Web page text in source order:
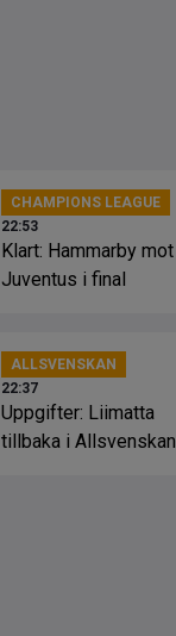
CHAMPIONS LEAGUE
22:53
Klart: Hammarby mot
Juventus i final
ALLSVENSKAN
22:37
Uppgifter: Liimatta
tillbaka i Allsvenskan